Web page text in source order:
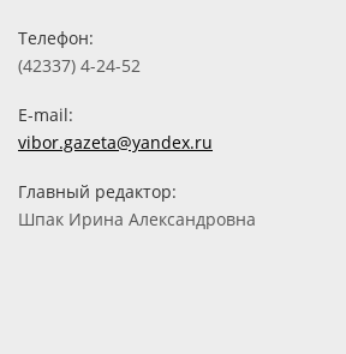
Телефон:
(42337) 4-24-52
E-mail:
vibor.gazeta@yandex.ru
Главный редактор:
Шпак Ирина Александровна